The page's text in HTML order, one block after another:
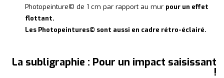
Photopeinture© de 1 cm par rapport au mur pour un effet
flottant.
Les Photopeintures© sont aussi en cadre rétro-éclairé.
La subligraphie : Pour un impact saisissant
!